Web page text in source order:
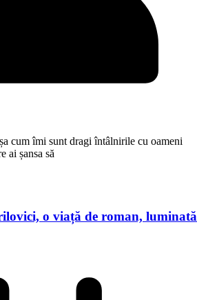
cum îmi sunt dragi întâlnirile cu oameni
ai șansa să
o viață de roman, luminată